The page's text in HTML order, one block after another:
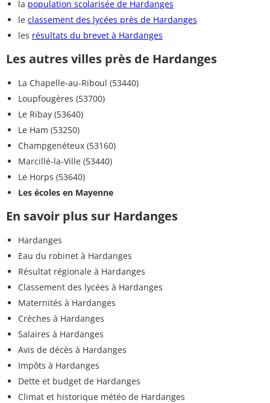
la population scolarisée de Hardanges
le classement des lycées près de Hardanges
les résultats du brevet à Hardanges
Les autres villes près de Hardanges
La Chapelle-au-Riboul (53440)
Loupfougères (53700)
Le Ribay (53640)
Le Ham (53250)
Champgenéteux (53160)
Marcillé-la-Ville (53440)
Le Horps (53640)
Les écoles en Mayenne
En savoir plus sur Hardanges
Hardanges
Eau du robinet à Hardanges
Résultat régionale à Hardanges
Classement des lycées à Hardanges
Maternités à Hardanges
Crèches à Hardanges
Salaires à Hardanges
Avis de décès à Hardanges
Impôts à Hardanges
Dette et budget de Hardanges
Climat et historique météo de Hardanges